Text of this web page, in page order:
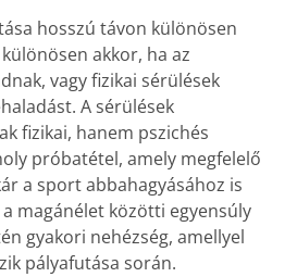
hosszú távon különösen
akkor, ha az
vagy fizikai sérülések
A sérülések
fizikai, hanem pszichés
próbatétel, amely megfelelő
a sport abbahagyásához is
magánélet közötti egyensúly
gyakori nehézség, amellyel
pályafutása során.